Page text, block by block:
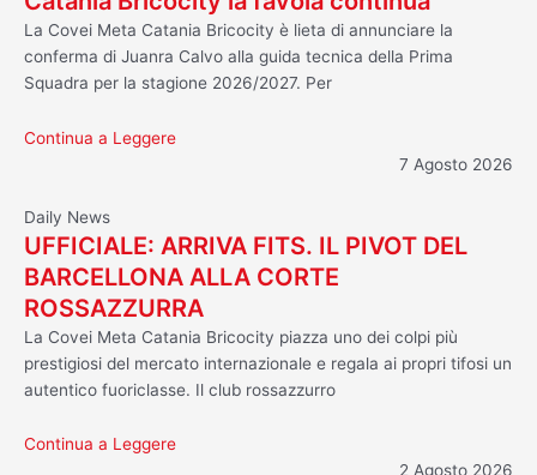
La Covei Meta Catania Bricocity è lieta di annunciare la
conferma di Juanra Calvo alla guida tecnica della Prima
Squadra per la stagione 2026/2027. Per
Continua a Leggere
7 Agosto 2026
Daily News
UFFICIALE: ARRIVA FITS. IL PIVOT DEL
BARCELLONA ALLA CORTE
ROSSAZZURRA
La Covei Meta Catania Bricocity piazza uno dei colpi più
prestigiosi del mercato internazionale e regala ai propri tifosi un
autentico fuoriclasse. Il club rossazzurro
Continua a Leggere
2 Agosto 2026